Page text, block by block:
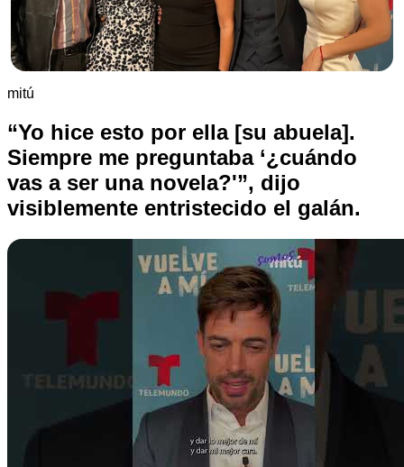
mitú
“Yo hice esto por ella [su abuela].
Siempre me preguntaba ‘¿cuándo
vas a ser una novela?'”, dijo
visiblemente entristecido el galán.